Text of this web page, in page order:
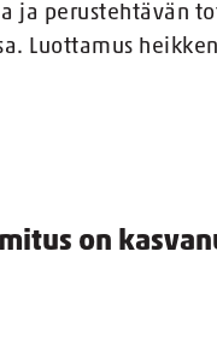
ja perustehtävän
Luottamus
on